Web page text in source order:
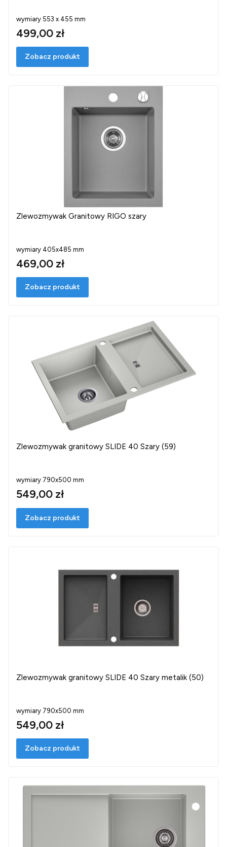
wymiary 553 x 455 mm
499,00 zł
Zobacz produkt
Zlewozmywak Granitowy RIGO szary
wymiary 405x485 mm
469,00 zł
Zobacz produkt
Zlewozmywak granitowy SLIDE 40 Szary (59)
wymiary 790x500 mm
549,00 zł
Zobacz produkt
Zlewozmywak granitowy SLIDE 40 Szary metalik (50)
wymiary 790x500 mm
549,00 zł
Zobacz produkt